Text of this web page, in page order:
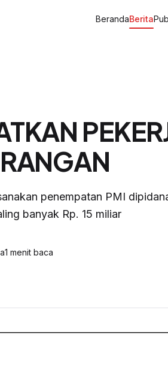
BerandaBerita
penempatan PMI
banyak Rp. 15 miliar
1 menit baca